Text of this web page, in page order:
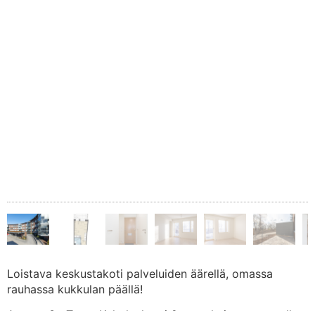
Loistava keskustakoti palveluiden äärellä, omassa
rauhassa kukkulan päällä!